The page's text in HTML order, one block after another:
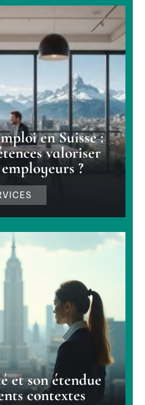
en Suisse :
valoriser
?
et son étendue
contextes